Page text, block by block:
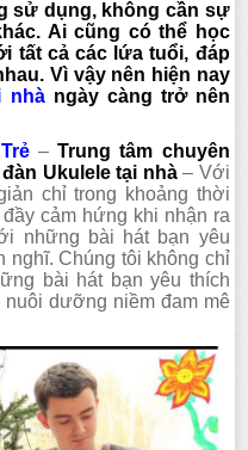
sử dụng, không cần sự
Ai cũng có thể học
tất cả các lứa tuổi, đáp
Vì vậy nên hiện nay
nhàngày càng trở nên
–Trung tâm chuyên
Ukulele tại nhà– Với
chỉ trong khoảng thời
cảm hứng khi nhận ra
những bài hát bạn yêu
nghĩ. Chúng tôi không chỉ
bài hát bạn yêu thích
nuôi dưỡng niềm đam mê